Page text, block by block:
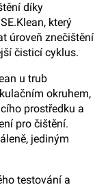
díky
který
úroveň znečištění
čisticí cyklus.
u trub
okruhem,
prostředku a
pro čištění.
jediným
testování a